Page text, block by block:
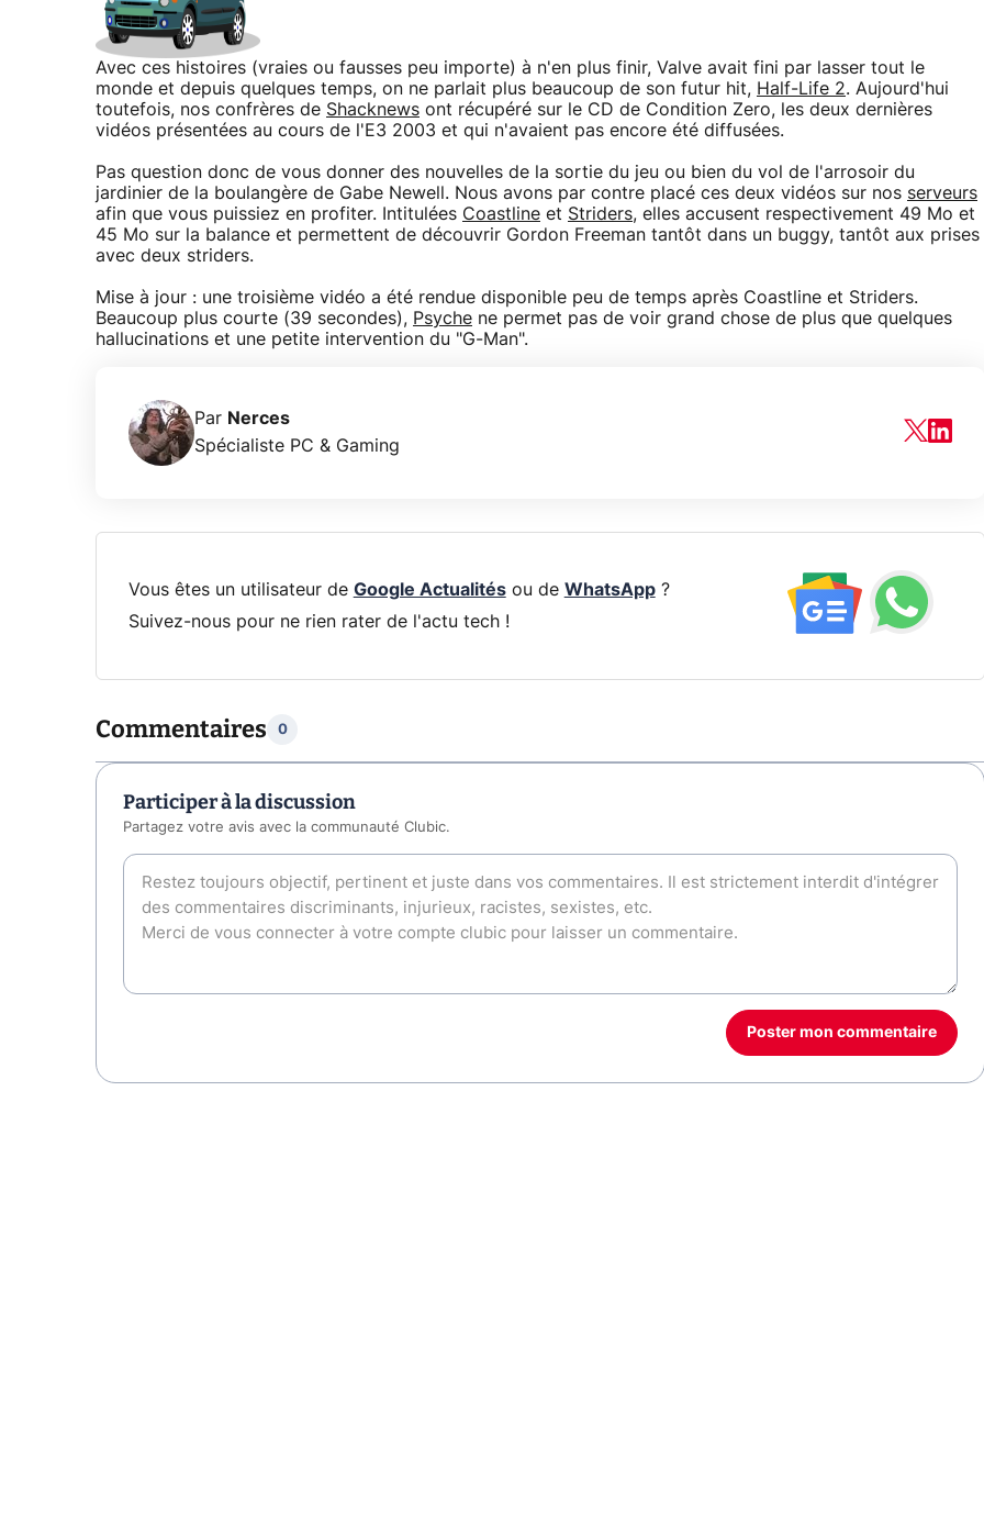
Avec ces histoires (vraies ou fausses peu importe) à n'en plus finir, Valve avait fini par lasser tout le
monde et depuis quelques temps, on ne parlait plus beaucoup de son futur hit, Half-Life 2. Aujourd'hui
toutefois, nos confrères de Shacknews ont récupéré sur le CD de Condition Zero, les deux dernières
vidéos présentées au cours de l'E3 2003 et qui n'avaient pas encore été diffusées.
Pas question donc de vous donner des nouvelles de la sortie du jeu ou bien du vol de l'arrosoir du
jardinier de la boulangère de Gabe Newell. Nous avons par contre placé ces deux vidéos sur nos serveurs
afin que vous puissiez en profiter. Intitulées Coastline et Striders, elles accusent respectivement 49 Mo et
45 Mo sur la balance et permettent de découvrir Gordon Freeman tantôt dans un buggy, tantôt aux prises
avec deux striders.
Mise à jour : une troisième vidéo a été rendue disponible peu de temps après Coastline et Striders.
Beaucoup plus courte (39 secondes), Psyche ne permet pas de voir grand chose de plus que quelques
hallucinations et une petite intervention du "G-Man".
Par Nerces
Spécialiste PC & Gaming
Vous êtes un utilisateur de Google Actualitésou de WhatsApp?
Suivez-nous pour ne rien rater de l'actu tech !
Commentaires 0
Participer à la discussion
Partagez votre avis avec la communauté Clubic.
Poster mon commentaire